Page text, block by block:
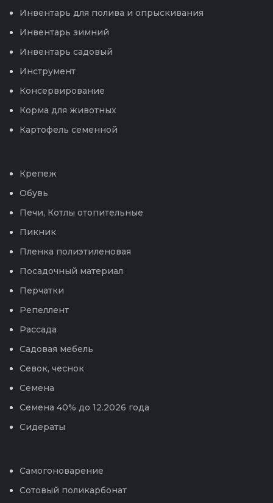
Инвентарь для полива и опрыскивания
Инвентарь зимний
Инвентарь садовый
Инструмент
Консервирование
Корма для животных
Картофель семенной
Крепеж
Обувь
Печи, Котлы отопительные
Пикник
Пленка полиэтиленовая
Посадочный материал
Перчатки
Репеллент
Рассада
Садовая мебель
Севок, чеснок
Семена
Семена 40% до 12.2026 года
Сидераты
Самогоноварение
Сотовый поликарбонат